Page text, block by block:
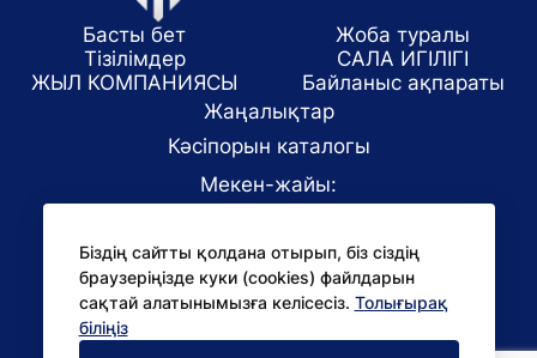
Біздің сайтты қолдана отырып, біз сіздің
браузеріңізде куки (cookies) файлдарын
сақтай алатынымызға келісесіз. Толығырақ
біліңіз
Басты бет
Жоба туралы
Тізілімдер
САЛА ИГІЛІГІ
ЖЫЛ КОМПАНИЯСЫ
Байланыс ақпараты
Жаңалықтар
Кәсіпорын каталогы
Мекен-жайы:
E-mail:
office@niac.kz